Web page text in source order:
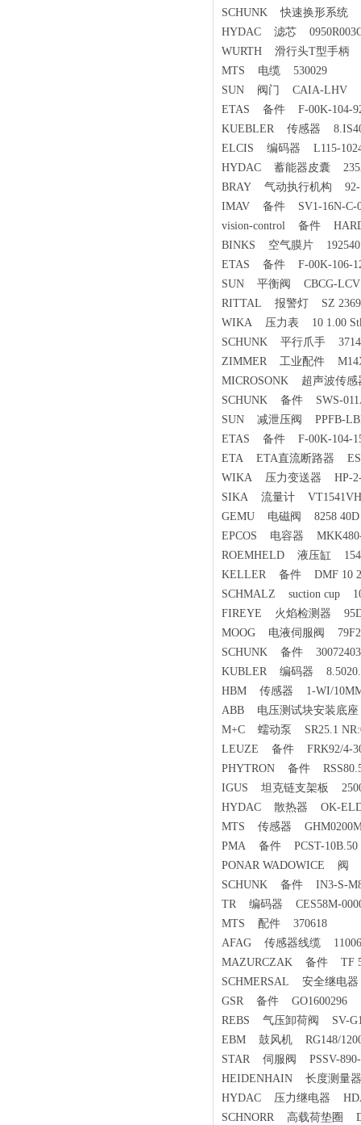
SCHUNK 快速换形系统
HYDAC 滤芯
WURTH 滑行头T型手柄
MTS 电缆 530029
SUN 阀门 CAIA-LHV
ETAS 备件 F-00K-104-
KUEBLER 传感器
ELCIS 编码器 L115-
HYDAC 蓄能器皮囊
BRAY 气动执行机构 92-
IMAV 备件 SV1-16N-C-
vision-control 备件
BINKS 空气膜片 192540
ETAS 备件 F-00K-106-
SUN 平衡阀 CBCG-LCV
RITTAL 报警灯 SZ
WIKA 压力表 10 1.00 Stk
SCHUNK 平行爪手
ZIMMER 工业配件
MICROSONK 超声波传
SCHUNK 备件 SWS-
SUN 减泄压阀 PPFB-
ETAS 备件 F-00K-104-
ETA ETA直流断路器
WIKA 压力变送器 HP-2-S
SIKA 流量计
GEMU 电磁阀 8258 40D
EPCOS 电容器 MKK480-
ROEMHELD 液压缸
KELLER 备件 DMF 10
SCHMALZ suction cup
FIREYE 火焰检测器
MOOG 电液伺服阀
SCHUNK 备件 30072403
KUBLER 编码器
HBM 传感器 1-WI/
ABB 电压测试块安装底座
M+C 蠕动泵 SR25.1
LEUZE 备件 FRK92/4-
PHYTRON 备件
IGUS 坦克链支架板
HYDAC 散热器 OK-
MTS 传感器
PMA 备件 PCST-10B.50
PONAR WADOWICE 阀
SCHUNK 备件 IN3-S-M8-
TR 编码器 CES58M-
MTS 配件 370618
AFAG 传感器线缆
MAZURCZAK 备件 TF
SCHMERSAL 安全继电器
GSR 备件 GO1600296
REBS 气压卸荷阀 SV-
EBM 鼓风机 RG148/
STAR 伺服阀 PSSV-890-
HEIDENHAIN 长度测量
HYDAC 压力继电器
SCHNORR 高载荷垫圈